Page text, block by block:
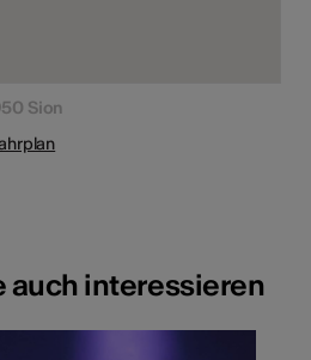
Sion
auch interessieren